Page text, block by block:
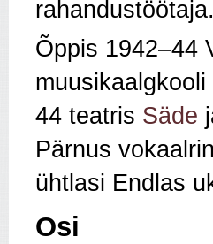
rahandustöötaja.
Õppis 1942–44
muusikaalgkooli
44 teatris Säde
Pärnus
ühtlasi Endlas
Osi